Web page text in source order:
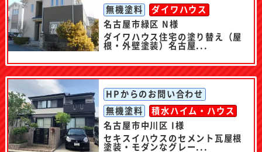
無機塗料
ダイワハウス
名古屋市緑区 N様
ダイワハウス住宅の塗り替え（屋
根・外壁塗装）名古屋...
HPからのお問い合わせ
無機塗料
積水ハイム・ハウス
名古屋市中川区 I様
セキスイハウスのセメント瓦屋根
塗装・モダンなグレー...